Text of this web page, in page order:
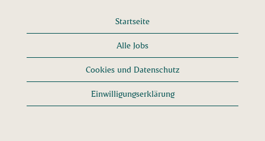
Startseite
Alle Jobs
Cookies und Datenschutz
Einwilligungserklärung